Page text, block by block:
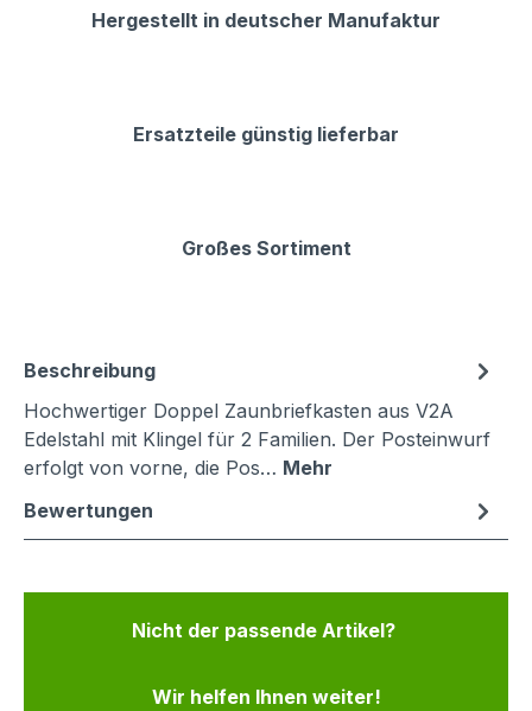
Hergestellt in deutscher Manufaktur
Ersatzteile günstig lieferbar
Großes Sortiment
Beschreibung
Hochwertiger Doppel Zaunbriefkasten aus V2A
Edelstahl mit Klingel für 2 Familien. Der Posteinwurf
erfolgt von vorne, die Pos… Mehr
Bewertungen
Nicht der passende Artikel?
Wir helfen Ihnen weiter!